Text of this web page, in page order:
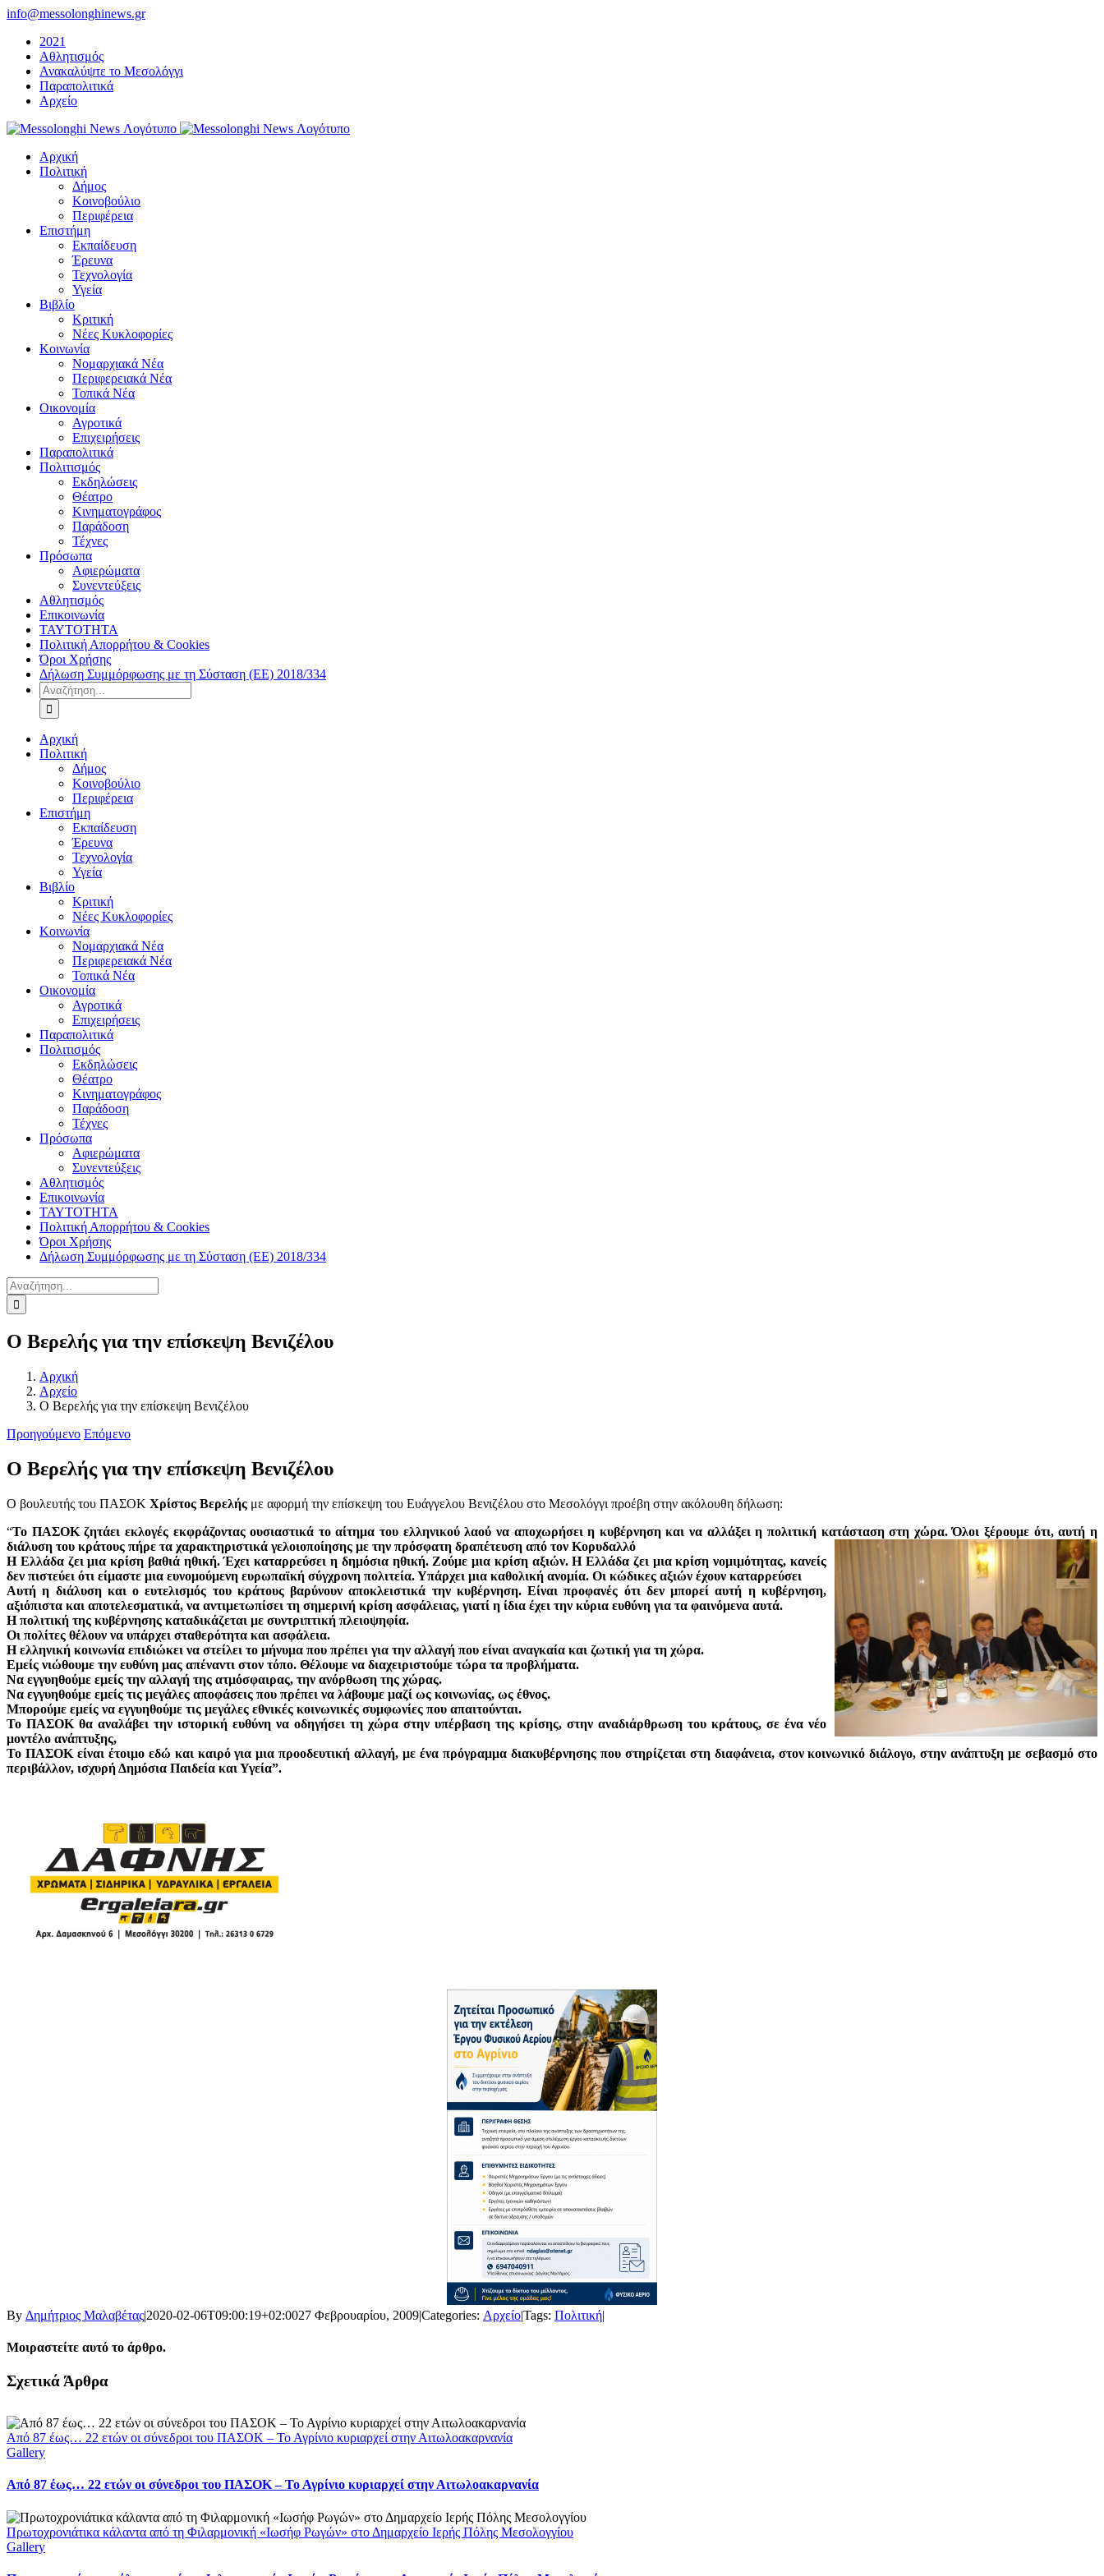
Μετάβαση
περιεχόμενο
info@messolonghinews.gr
2021
Αθλητισμός
Ανακαλύψτε το Μεσολόγγι
Παραπολιτικά
Αρχείο
Αρχική
Πολιτική
Δήμος
Κοινοβούλιο
Περιφέρεια
Επιστήμη
Εκπαίδευση
Έρευνα
Τεχνολογία
Υγεία
Βιβλίο
Κριτική
Νέες Κυκλοφορίες
Κοινωνία
Νομαρχιακά Νέα
Περιφερειακά Νέα
Τοπικά Νέα
Οικονομία
Αγροτικά
Επιχειρήσεις
Παραπολιτικά
Πολιτισμός
Εκδηλώσεις
Θέατρο
Κινηματογράφος
Παράδοση
Τέχνες
Πρόσωπα
Αφιερώματα
Συνεντεύξεις
Αθλητισμός
Επικοινωνία
ΤΑΥΤΟΤΗΤΑ
Πολιτική Απορρήτου & Cookies
Όροι Χρήσης
Δήλωση Συμμόρφωσης με τη Σύσταση (ΕΕ) 2018/334
Αναζήτηση
για:
Αρχική
Πολιτική
Δήμος
Κοινοβούλιο
Περιφέρεια
Επιστήμη
Εκπαίδευση
Έρευνα
Τεχνολογία
Υγεία
Βιβλίο
Κριτική
Νέες Κυκλοφορίες
Κοινωνία
Νομαρχιακά Νέα
Περιφερειακά Νέα
Τοπικά Νέα
Οικονομία
Αγροτικά
Επιχειρήσεις
Παραπολιτικά
Πολιτισμός
Εκδηλώσεις
Θέατρο
Κινηματογράφος
Παράδοση
Τέχνες
Πρόσωπα
Αφιερώματα
Συνεντεύξεις
Αθλητισμός
Επικοινωνία
ΤΑΥΤΟΤΗΤΑ
Πολιτική Απορρήτου & Cookies
Όροι Χρήσης
Δήλωση Συμμόρφωσης με τη Σύσταση (ΕΕ) 2018/334
Αναζήτηση
για:
Ο Βερελής για την επίσκεψη Βενιζέλου
Αρχική
Αρχείο
Ο Βερελής για την επίσκεψη Βενιζέλου
Προηγούμενο Επόμενο
Ο Βερελής για την επίσκεψη Βενιζέλου
Ο βουλευτής του ΠΑΣΟΚ Χρίστος Βερελής με αφορμή την επίσκεψη του Ευάγγελου Βενιζέλου στο Μεσολόγγι προέβη στην ακόλουθη δήλωση:
“Το ΠΑΣΟΚ ζητάει εκλογές εκφράζοντας ουσιαστικά το αίτημα του ελληνικού λαού να αποχωρήσει η κυβέρνηση και να αλλάξει η πολιτική κατάσταση στη χώρα. Όλοι ξέρουμε ότι,αυτή η
διάλυση του κράτους πήρε τα χαρακτηριστικά γελοιοποίησης με την πρόσφατη δραπέτευση από τον Κορυδαλλό
Η Ελλάδα ζει μια κρίση βαθιά ηθική. Έχει καταρρεύσει η δημόσια ηθική. Ζούμε μια κρίση αξιών. Η Ελλάδα ζει μια κρίση νομιμότητας, κανείς
δεν πιστεύει ότι είμαστε μια ευνομούμενη ευρωπαϊκή σύγχρονη πολιτεία. Υπάρχει μια καθολική ανομία. Οι κώδικες αξιών έχουν καταρρεύσει
Αυτή η διάλυση και ο ευτελισμός του κράτους βαρύνουν αποκλειστικά την κυβέρνηση. Είναι προφανές ότι δεν μπορεί αυτή η κυβέρνηση,
αξιόπιστα και αποτελεσματικά, να αντιμετωπίσει τη σημερινή κρίση ασφάλειας, γιατί η ίδια έχει την κύρια ευθύνη για τα φαινόμενα αυτά.
Η πολιτική της κυβέρνησης καταδικάζεται με συντριπτική πλειοψηφία.
Οι πολίτες θέλουν να υπάρχει σταθερότητα και ασφάλεια.
Η ελληνική κοινωνία επιδιώκει να στείλει το μήνυμα που πρέπει για την αλλαγή που είναι αναγκαία και ζωτική για τη χώρα.
Εμείς νιώθουμε την ευθύνη μας απέναντι στον τόπο. Θέλουμε να διαχειριστούμε τώρα τα προβλήματα.
Να εγγυηθούμε εμείς την αλλαγή της ατμόσφαιρας, την ανόρθωση της χώρας.
Να εγγυηθούμε εμείς τις μεγάλες αποφάσεις που πρέπει να λάβουμε μαζί ως κοινωνίας, ως έθνος.
Μπορούμε εμείς να εγγυηθούμε τις μεγάλες εθνικές κοινωνικές συμφωνίες που απαιτούνται.
Το ΠΑΣΟΚ θα αναλάβει την ιστορική ευθύνη να οδηγήσει τη χώρα στην υπέρβαση της κρίσης, στην αναδιάρθρωση του κράτους, σε ένα νέο
μοντέλο ανάπτυξης,
Το ΠΑΣΟΚ είναι έτοιμο εδώ και καιρό για μια προοδευτική αλλαγή, με ένα πρόγραμμα διακυβέρνησης που στηρίζεται στη διαφάνεια, στον κοινωνικό διάλογο, στην ανάπτυξη με σεβασμό στο
περιβάλλον, ισχυρή Δημόσια Παιδεία και Υγεία”.
By Δημήτριος Μαλαβέτας|2020-02-06T09:00:19+02:0027 Φεβρουαρίου, 2009|Categories: Αρχείο|Tags: Πολιτική|
Μοιραστείτε αυτό το άρθρο.
Facebook
X
LinkedIn
WhatsApp
Email
Σχετικά Άρθρα
Από 87 έως… 22 ετών οι σύνεδροι του ΠΑΣΟΚ – Το Αγρίνιο κυριαρχεί στην Αιτωλοακαρνανία
Gallery
Από 87 έως… 22 ετών οι σύνεδροι του ΠΑΣΟΚ – Το Αγρίνιο κυριαρχεί στην Αιτωλοακαρνανία
Πρωτοχρονιάτικα κάλαντα από τη Φιλαρμονική «Ιωσήφ Ρωγών» στο Δημαρχείο Ιερής Πόλης Μεσολογγίου
Gallery